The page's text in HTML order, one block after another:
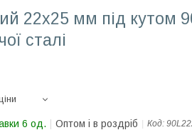
22х25 мм під кутом
сталі
6 од. Оптом і в роздріб Код: